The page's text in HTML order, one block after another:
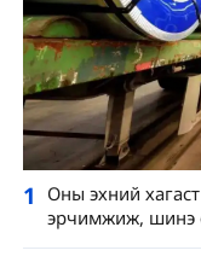
1
Оны эхний
эрчимжиж, шинэ